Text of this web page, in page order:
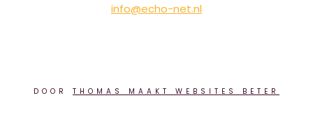
info@echo-net.nl
DOOR THOMAS MAAKT WEBSITES BETER